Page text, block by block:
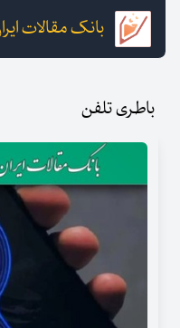
بانک مقالات
باطری تلفن‌